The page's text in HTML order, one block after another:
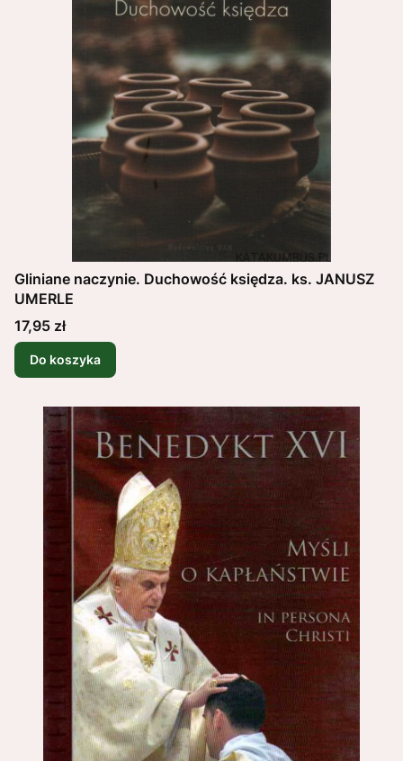
Gliniane naczynie. Duchowość księdza. ks. JANUSZ
UMERLE
Cena
17,95 zł
Do koszyka